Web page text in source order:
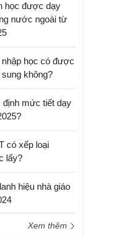
học được dạy
nước ngoài từ
học có được
không?
mức tiết dạy
có xếp loại
lấy?
hiệu nhà giáo
Xem thêm